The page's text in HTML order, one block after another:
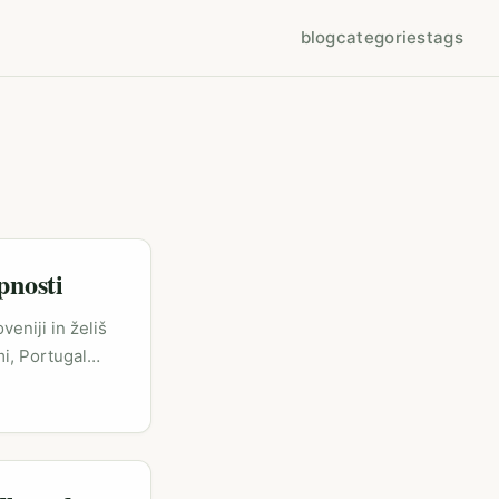
blogcategoriestags
in želiš
Portugal
objave in